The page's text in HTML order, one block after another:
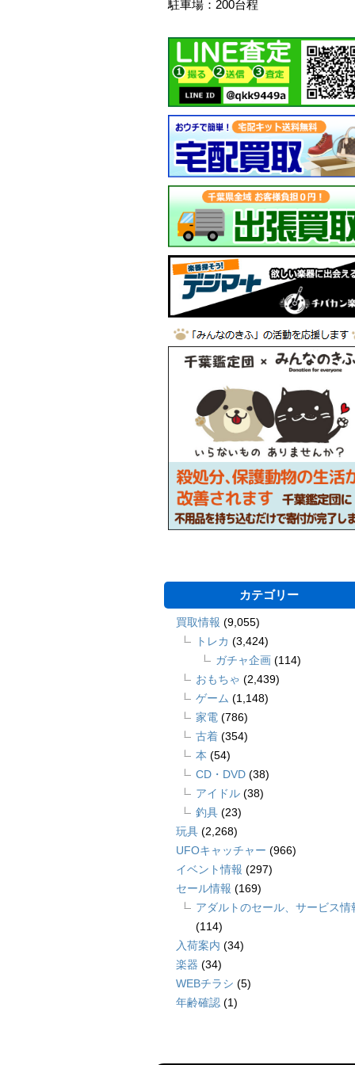
駐車場：200台程
カテゴリー
買取情報 (9,055)
トレカ (3,424)
ガチャ企画 (114)
おもちゃ (2,439)
ゲーム (1,148)
家電 (786)
古着 (354)
本 (54)
CD・DVD (38)
アイドル (38)
釣具 (23)
玩具 (2,268)
UFOキャッチャー (966)
イベント情報 (297)
セール情報 (169)
アダルトのセール、サービス情
(114)
入荷案内 (34)
楽器 (34)
WEBチラシ (5)
年齢確認 (1)